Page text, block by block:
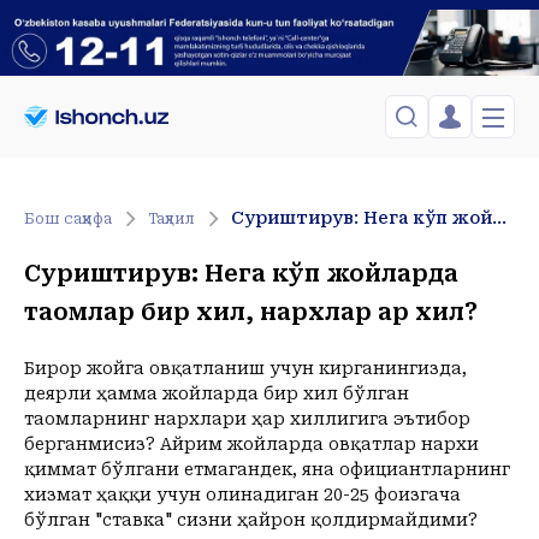
Жамият
Иқтисод
ХОРИЖ
Сиёсат
ЎЗГАЧА РАКУРС
МЕҲНАТ ҲУҚУҚИ
ҲОДИСА
ИНТЕРВЬЮ
Telefon raqamingizni kiritng
Менинг саҳифам
СақланганларToshkent Shahar
+30 C
Hozir
+30 C
21:00
+28C
22:00
+28C
23:00
+25
Бош саҳифа Таҳлил Суриштирув: Нега кўп жойларда таомлар бир хил, нархлар ҳар хил?
Суриштирув: Нега кўп жойларда
таомлар бир хил, нархлар ҳар хил?
Бирор жойга овқатланиш учун кирганингизда,
деярли ҳамма жойларда бир хил бўлган
таомларнинг нархлари ҳар хиллигига эътибор
берганмисиз? Айрим жойларда овқатлар нархи
қиммат бўлгани етмагандек, яна официантларнинг
хизмат ҳаққи учун олинадиган 20-25 фоизгача
бўлган "ставка" сизни ҳайрон қолдирмайдими?